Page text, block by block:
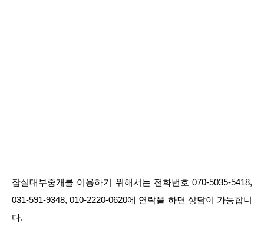
잠실대부중개를 이용하기 위해서는 전화번호 070-5035-5418,
031-591-9348, 010-2220-0620에 연락을 하면 상담이 가능합니
다.